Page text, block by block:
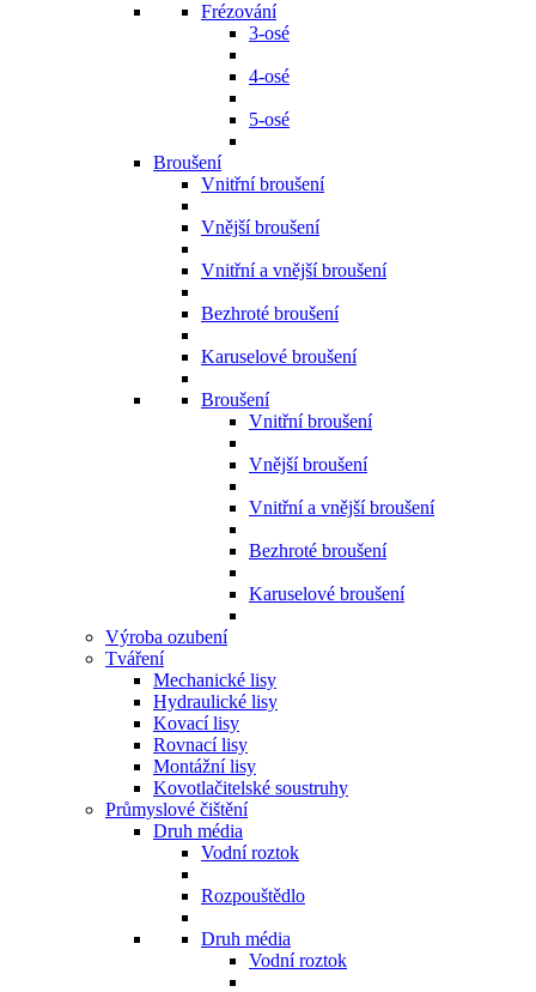
Frézování
3-osé
4-osé
5-osé
Broušení
Vnitřní broušení
Vnější broušení
Vnitřní a vnější broušení
Bezhroté broušení
Karuselové broušení
Broušení
Vnitřní broušení
Vnější broušení
Vnitřní a vnější broušení
Bezhroté broušení
Karuselové broušení
Výroba ozubení
Tváření
Mechanické lisy
Hydraulické lisy
Kovací lisy
Rovnací lisy
Montážní lisy
Kovotlačitelské soustruhy
Průmyslové čištění
Druh média
Vodní roztok
Rozpouštědlo
Druh média
Vodní roztok